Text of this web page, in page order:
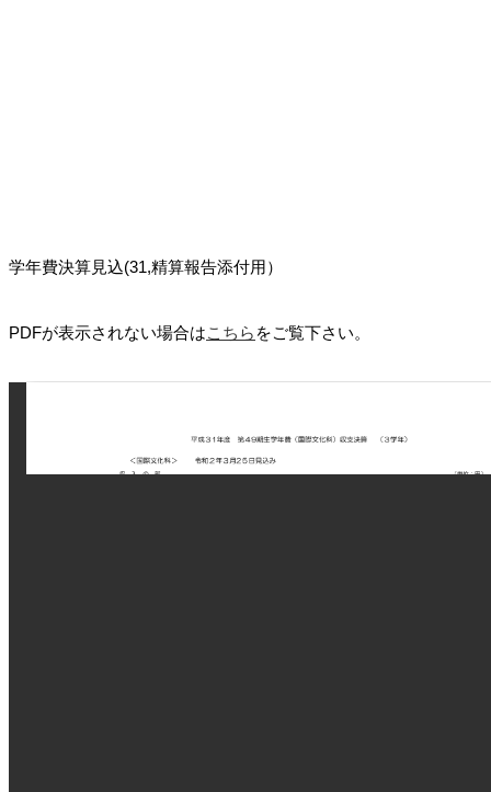
学年費決算見込(31,精算報告添付用）
PDFが表示されない場合はこちら をご覧下さい。